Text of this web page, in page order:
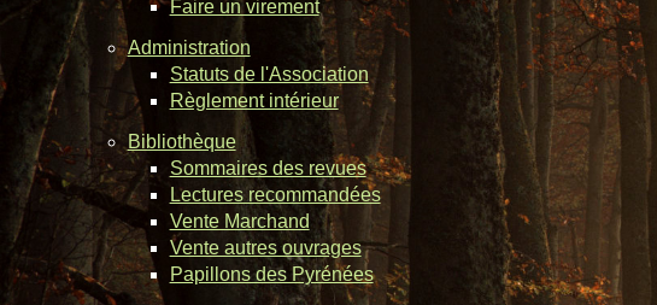
Faire un virement
Administration
Statuts de l'Association
Règlement intérieur
Bibliothèque
Sommaires des revues
Lectures recommandées
Vente Marchand
Vente autres ouvrages
Papillons des Pyrénées